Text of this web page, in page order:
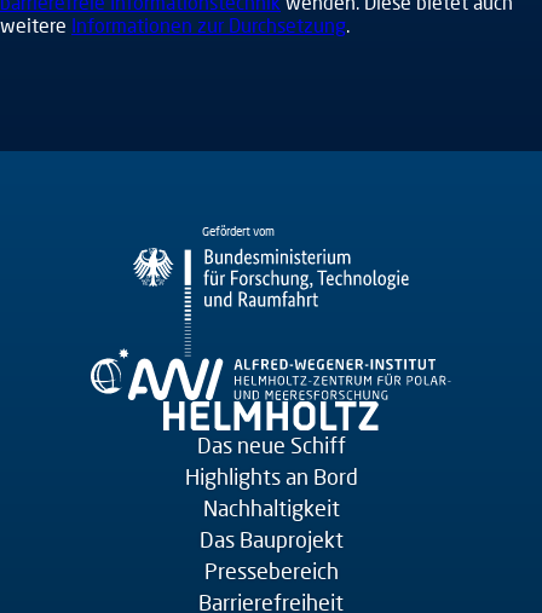
weitere Informationen zur Durchsetzung.
Gefördert vom
Das neue Schiff
Highlights an Bord
Nachhaltigkeit
Das Bauprojekt
Pressebereich
Barrierefreiheit